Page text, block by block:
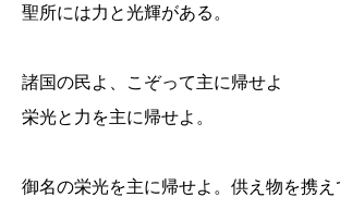
聖所には力と光輝がある。
諸国の民よ、こぞって主に帰せよ
栄光と力を主に帰せよ。
御名の栄光を主に帰せよ。供え物を携え